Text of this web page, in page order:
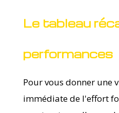
Le tableau
performances
Pour vous donner une
immédiate de l'effort